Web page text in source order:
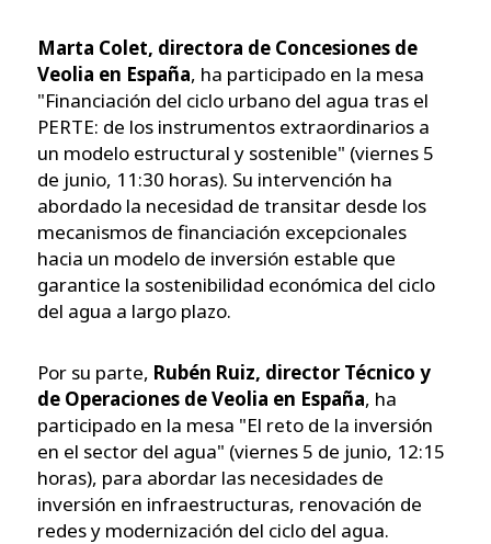
Marta Colet, directora de Concesiones de
Veolia en España, ha participado en la mesa
"Financiación del ciclo urbano del agua tras el
PERTE: de los instrumentos extraordinarios a
un modelo estructural y sostenible" (viernes 5
de junio, 11:30 horas). Su intervención ha
abordado la necesidad de transitar desde los
mecanismos de financiación excepcionales
hacia un modelo de inversión estable que
garantice la sostenibilidad económica del ciclo
del agua a largo plazo.
Por su parte, Rubén Ruiz, director Técnico y
de Operaciones de Veolia en España, ha
participado en la mesa "El reto de la inversión
en el sector del agua" (viernes 5 de junio, 12:15
horas), para abordar las necesidades de
inversión en infraestructuras, renovación de
redes y modernización del ciclo del agua.